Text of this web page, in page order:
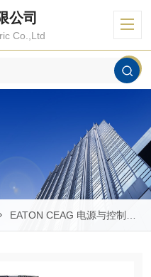
公司
Co.,Ltd
EATON CEAG 电源与控制